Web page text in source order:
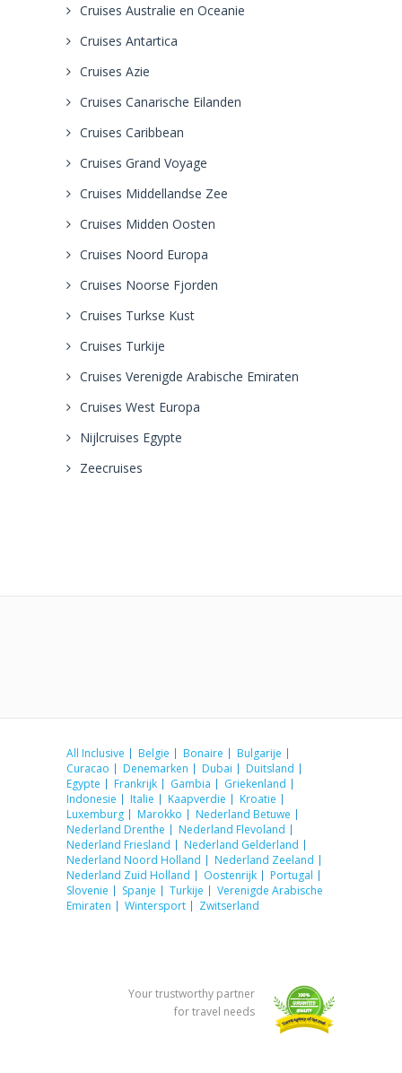
Cruises Australie en Oceanie
Cruises Antartica
Cruises Azie
Cruises Canarische Eilanden
Cruises Caribbean
Cruises Grand Voyage
Cruises Middellandse Zee
Cruises Midden Oosten
Cruises Noord Europa
Cruises Noorse Fjorden
Cruises Turkse Kust
Cruises Turkije
Cruises Verenigde Arabische Emiraten
Cruises West Europa
Nijlcruises Egypte
Zeecruises
All Inclusive Belgie Bonaire
Bulgarije
Curacao
Denemarken Dubai
Duitsland
Egypte
Frankrijk Gambia
Griekenland
Indonesie
Italie Kaapverdie
Kroatie
Luxemburg
Marokko
Nederland Betuwe
Nederland Drenthe
Nederland Flevoland
Nederland Friesland
Nederland Gelderland
Nederland Noord Holland
Nederland Zeeland
Nederland Zuid Holland
Oostenrijk
Portugal
Slovenie
Spanje Turkije
Verenigde Arabische
Emiraten
Wintersport Zwitserland
Your trustworthy partner
for travel needs